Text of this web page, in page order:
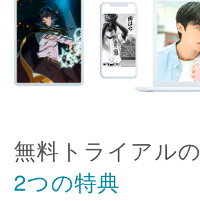
無料トライアルの
2つの特典